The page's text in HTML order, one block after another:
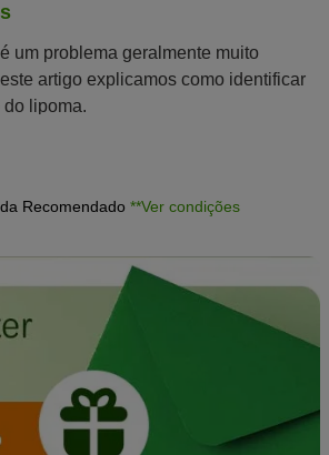
um problema geralmente muito
artigo explicamos como identificar
do lipoma.
Recomendado **Ver condições